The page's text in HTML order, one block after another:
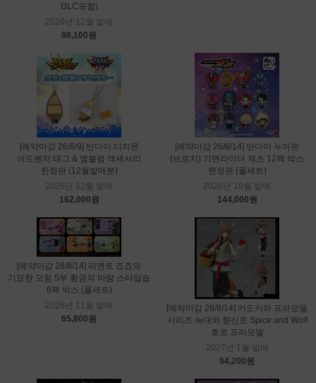
DLC포함)
2026년 12월 발매
98,100원
[예약마감 26/8/9] 반다이 디지몬
어드벤처 태그 & 엠블럼 액세서리
한정판 (12월발매분)
2026년 12월 발매
162,000원
[예약마감 26/8/14] 반다이 누이핀
(브로치) 가면라이더 제츠 12팩 박스
한정판 (풀세트)
2026년 10월 발매
144,000원
[예약마감 26/8/14] 리멘트 죠죠의
기묘한 모험 5부 황금의 바람 스타일숍
6팩 박스 (풀세트)
2026년 11월 발매
65,800원
[예약마감 26/8/14] 카도카와 프라모델
시리즈 늑대와 향신료 Spice and Wolf
호로 프라모델
2027년 1월 발매
94,200원